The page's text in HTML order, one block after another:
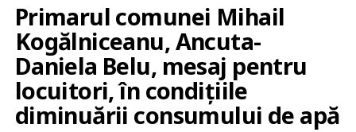
Primarul comunei Mihail
Kogălniceanu, Ancuta-
Daniela Belu, mesaj pentru
locuitori, în condițiile
diminuării consumului de apă